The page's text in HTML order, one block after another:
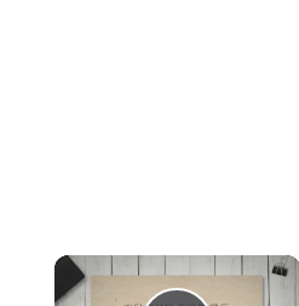
×